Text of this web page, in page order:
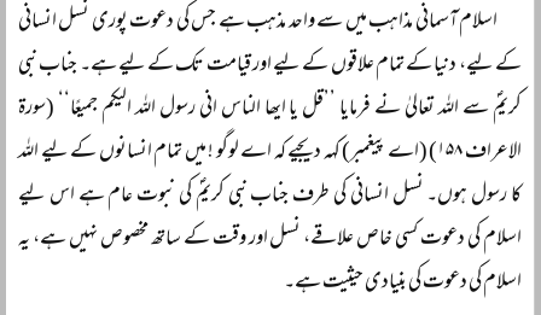
اسلام آسمانی مذاہب میں سے واحد مذہب ہے جس کی دعوت پوری نسل انسانی
کے لیے، دنیا کے تمام علاقوں کے لیے اور قیامت تک کے لیے ہے۔ جناب نبی
کریمؐ سے اللہ تعالیٰ نے فرمایا ’’قل یا ایھا الناس انی رسول اللہ الیکم جمیعًا‘‘ (سورۃ
الاعراف ۱۵۸) (اے پیغمبر) کہہ دیجیے کہ اے لوگو ! میں تمام انسانوں کے لیے اللہ
کا رسول ہوں۔ نسل انسانی کی طرف جناب نبی کریمؐ کی نبوت عام ہے اس لیے
اسلام کی دعوت کسی خاص علاقے، نسل اور وقت کے ساتھ مخصوص نہیں ہے، یہ
اسلام کی دعوت کی بنیادی حیثیت ہے۔